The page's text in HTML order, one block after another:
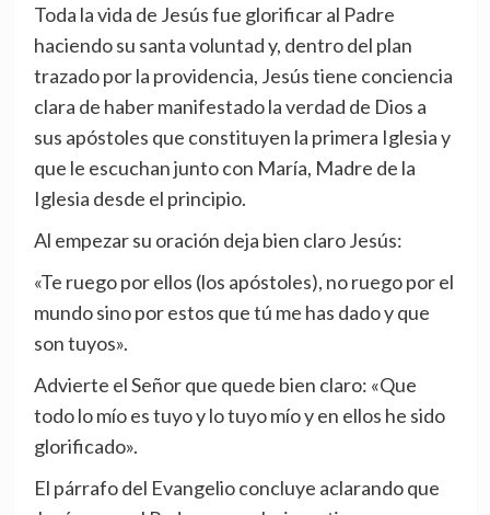
Toda la vida de Jesús fue glorificar al Padre
haciendo su santa voluntad y, dentro del plan
trazado por la providencia, Jesús tiene conciencia
clara de haber manifestado la verdad de Dios a
sus apóstoles que constituyen la primera Iglesia y
que le escuchan junto con María, Madre de la
Iglesia desde el principio.
Al empezar su oración deja bien claro Jesús:
«Te ruego por ellos (los apóstoles), no ruego por el
mundo sino por estos que tú me has dado y que
son tuyos».
Advierte el Señor que quede bien claro: «Que
todo lo mío es tuyo y lo tuyo mío y en ellos he sido
glorificado».
El párrafo del Evangelio concluye aclarando que